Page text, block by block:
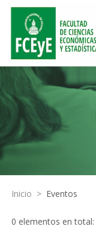
Inicio > Eventos
0 elementos en total: